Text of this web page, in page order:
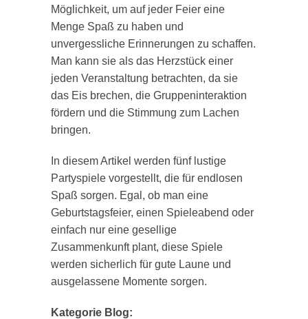
Möglichkeit, um auf jeder Feier eine
Menge Spaß zu haben und
unvergessliche Erinnerungen zu schaffen.
Man kann sie als das Herzstück einer
jeden Veranstaltung betrachten, da sie
das Eis brechen, die Gruppeninteraktion
fördern und die Stimmung zum Lachen
bringen.
In diesem Artikel werden fünf lustige
Partyspiele vorgestellt, die für endlosen
Spaß sorgen. Egal, ob man eine
Geburtstagsfeier, einen Spieleabend oder
einfach nur eine gesellige
Zusammenkunft plant, diese Spiele
werden sicherlich für gute Laune und
ausgelassene Momente sorgen.
Kategorie Blog: